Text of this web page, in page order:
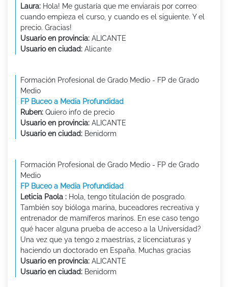
Laura: Hola! Me gustaría que me enviarais por correo
cuando empieza el curso, y cuando es el siguiente. Y el
precio. Gracias!
Usuario en provincia: ALICANTE
Usuario en ciudad: Alicante
Formación Profesional de Grado Medio - FP de Grado
Medio
FP Buceo a Media Profundidad
Ruben: Quiero info de precio
Usuario en provincia: ALICANTE
Usuario en ciudad: Benidorm
Formación Profesional de Grado Medio - FP de Grado
Medio
FP Buceo a Media Profundidad
Leticia Paola : Hola, tengo titulación de posgrado.
También soy bióloga marina, buceadores recreativa y
entrenador de mamíferos marinos. En ese caso tengo
qué hacer alguna prueba de acceso a la Universidad?
Una vez que ya tengo 2 maestrías, 2 licenciaturas y
haciendo un doctorado en España. Muchas gracias
Usuario en provincia: ALICANTE
Usuario en ciudad: Benidorm